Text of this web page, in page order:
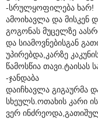
-სრულყოფილება ხარ!
ამოიხავლა და მისკენ
გოგონას მუცელზე
და სიამოვნებისგან
უპირებდა,კარზე
წამოსწია თავი.ტაისას
-ჯანდაბა
დაიჩხავლა
სხეულს.ოთახის კარი
ვერ